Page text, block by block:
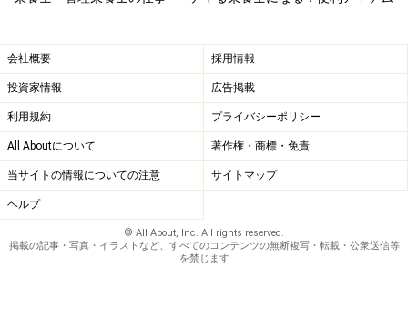
会社概要 採用情報
投資家情報 広告掲載
利用規約 プライバシーポリシー
All Aboutについて 著作権・商標・免責
当サイトの情報についての注意 サイトマップ
ヘルプ
© All About, Inc. All rights reserved.
掲載の記事・写真・イラストなど、すべてのコンテンツの無断複写・転載・公衆送信等
を禁じます